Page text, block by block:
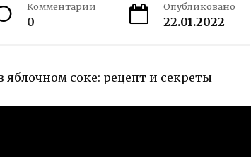
Комментарии
0
Опубликовано
22.01.2022